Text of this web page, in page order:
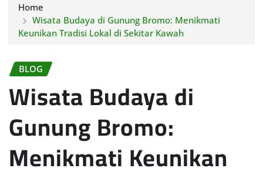
Home
Wisata Budaya di Gunung Bromo: Menikmati
Keunikan Tradisi Lokal di Sekitar Kawah
BLOG
Wisata Budaya di
Gunung Bromo:
Menikmati Keunikan